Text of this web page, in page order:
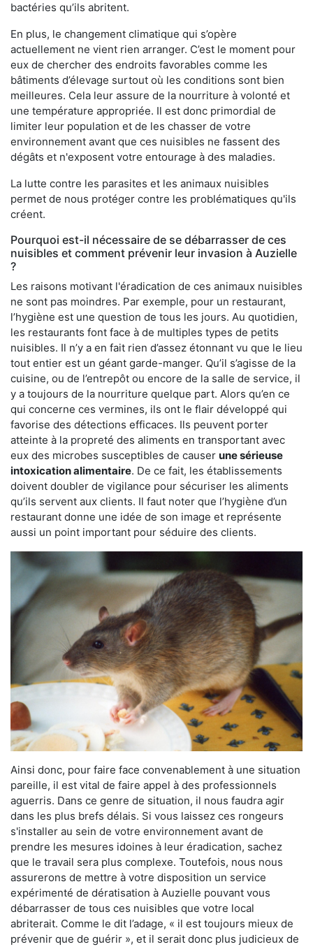
bactéries qu’ils abritent.
En plus, le changement climatique qui s’opère
actuellement ne vient rien arranger. C’est le moment pour
eux de chercher des endroits favorables comme les
bâtiments d’élevage surtout où les conditions sont bien
meilleures. Cela leur assure de la nourriture à volonté et
une température appropriée. Il est donc primordial de
limiter leur population et de les chasser de votre
environnement avant que ces nuisibles ne fassent des
dégâts et n'exposent votre entourage à des maladies.
La lutte contre les parasites et les animaux nuisibles
permet de nous protéger contre les problématiques qu'ils
créent.
Pourquoi est-il nécessaire de se débarrasser de ces
nuisibles et comment prévenir leur invasion à Auzielle
?
Les raisons motivant l'éradication de ces animaux nuisibles
ne sont pas moindres. Par exemple, pour un restaurant,
l’hygiène est une question de tous les jours. Au quotidien,
les restaurants font face à de multiples types de petits
nuisibles. Il n’y a en fait rien d’assez étonnant vu que le lieu
tout entier est un géant garde-manger. Qu’il s’agisse de la
cuisine, ou de l’entrepôt ou encore de la salle de service, il
y a toujours de la nourriture quelque part. Alors qu’en ce
qui concerne ces vermines, ils ont le flair développé qui
favorise des détections efficaces. Ils peuvent porter
atteinte à la propreté des aliments en transportant avec
eux des microbes susceptibles de causer une sérieuse
intoxication alimentaire. De ce fait, les établissements
doivent doubler de vigilance pour sécuriser les aliments
qu’ils servent aux clients. Il faut noter que l’hygiène d’un
restaurant donne une idée de son image et représente
aussi un point important pour séduire des clients.
Ainsi donc, pour faire face convenablement à une situation
pareille, il est vital de faire appel à des professionnels
aguerris. Dans ce genre de situation, il nous faudra agir
dans les plus brefs délais. Si vous laissez ces rongeurs
s'installer au sein de votre environnement avant de
prendre les mesures idoines à leur éradication, sachez
que le travail sera plus complexe. Toutefois, nous nous
assurerons de mettre à votre disposition un service
expérimenté de dératisation à Auzielle pouvant vous
débarrasser de tous ces nuisibles que votre local
abriterait. Comme le dit l’adage, « il est toujours mieux de
prévenir que de guérir », et il serait donc plus judicieux de